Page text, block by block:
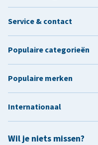
Wil je niets missen?
Service & contact
Populaire categorieën
Populaire merken
Internationaal